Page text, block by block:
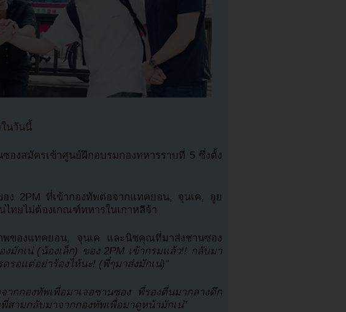
นวันนี้
องสมัครเข้าศูนย์ฝึกอบรมกองทหารราบที่ 5 ซึ่งตั้ง
ง 2PM ที่เข้ากองทัพต่อจากแทคยอน, จุนเค, อูย
ทยไม่ต้องเกณฑ์ทหารในเกาหลีจ้า
พของแทคยอน, จุนเค และนิชคุณที่มาส่งชานซอง
งมักเน่ (น้องเล็ก) ของ 2PM เข้ากรมแล้ว!! กลับมา
รอแต่อย่าร้องไห้นะ! (พี่ๆมาส่งมักเน่)”
ากกองทัพเพื่อมาเจอชานซอง พี่รองตื่นมากลางดึก
สามกลับมาจากกองทัพเพื่อมาดูหน้ามักเน่”